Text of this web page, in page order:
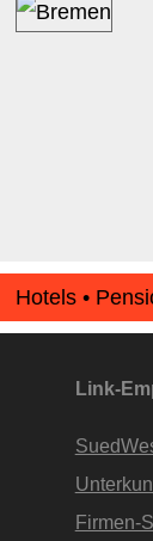
Hotels •
Apartments •
Link-
Firmen-